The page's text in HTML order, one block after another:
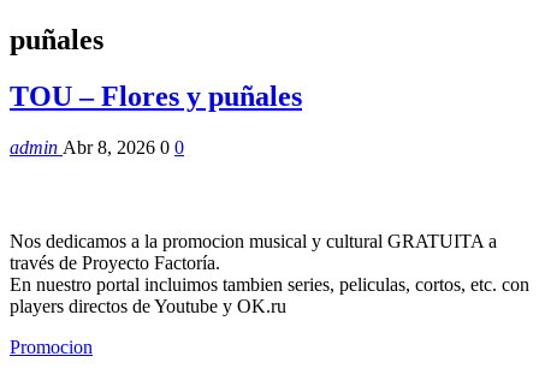
puñales
TOU – Flores y puñales
admin Abr 8, 2026 0 0
Nos dedicamos a la promocion musical y cultural GRATUITA a
través de Proyecto Factoría.
En nuestro portal incluimos tambien series, peliculas, cortos, etc. con
players directos de Youtube y OK.ru
Promocion